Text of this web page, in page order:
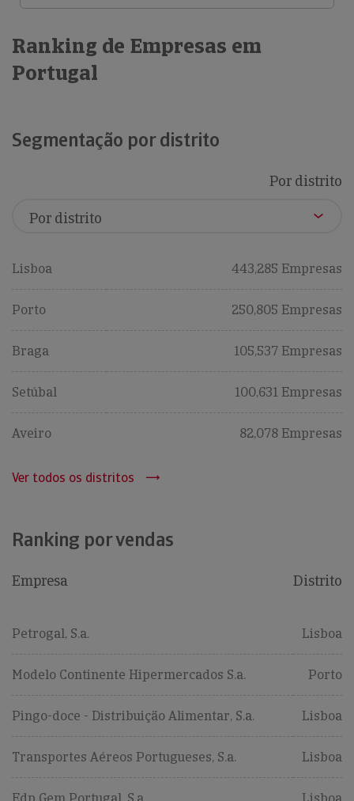
Ranking de Empresas em
Portugal
Segmentação por distrito
Por distrito
Lisboa 443,285 Empresas
Porto 250,805 Empresas
Braga 105,537 Empresas
Setúbal 100,631 Empresas
Aveiro 82,078 Empresas
Ver todos os distritos
Ranking por vendas
Empresa Distrito
Petrogal, S.a. Lisboa
Modelo Continente Hipermercados S.a. Porto
Pingo-doce - Distribuição Alimentar, S.a. Lisboa
Transportes Aéreos Portugueses, S.a. Lisboa